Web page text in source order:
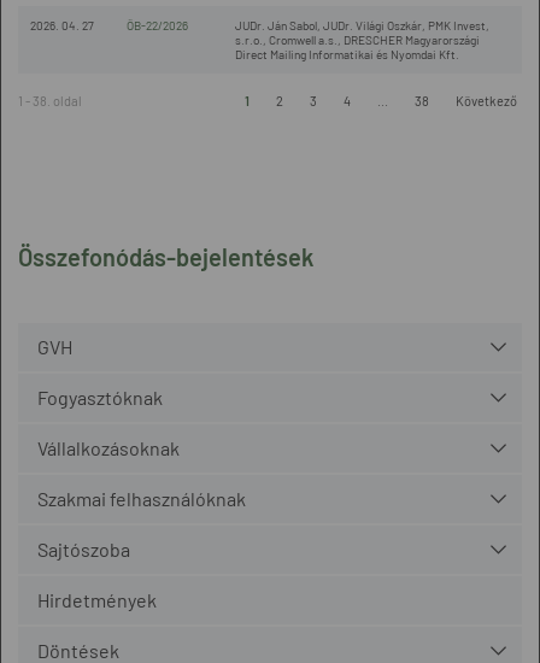
Összefonódás-bejelentések
GVH
Fogyasztóknak
Vállalkozásoknak
Szakmai felhasználóknak
Sajtószoba
Hirdetmények
Döntések
2026. 04. 27 ÖB-22/2026
JUDr. Ján Sabol, JUDr. Világi Oszkár, PMK Invest,
s.r.o., Cromwell a.s., DRESCHER Magyarországi
Direct Mailing Informatikai és Nyomdai Kft.
1 - 38. oldal 1 2 3 4 38 Következő